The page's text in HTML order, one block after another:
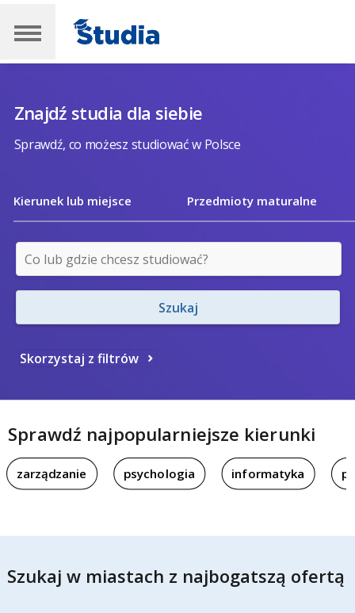
Znajdź studia dla siebie
Sprawdź, co możesz studiować w Polsce
Kierunek lub miejsce Przedmioty maturalne
Szukaj
Skorzystaj z filtrów
Sprawdź najpopularniejsze kierunki
zarządzanie psychologia informatyka
Szukaj w miastach z najbogatszą ofertą